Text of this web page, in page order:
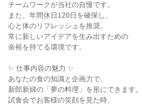
チームワークが当社の自慢です。
また、年間休日120日を確保し、
心と体のリフレッシュを推奨。
常に新しいアイデアを生み出すための
余裕を持てる環境です。
✨ 仕事内容の魅力 ✨
あなたの食の知識と企画力で、
新郎新婦の「夢の料理」を形にできます。
試食会でお客様の笑顔を見た時、